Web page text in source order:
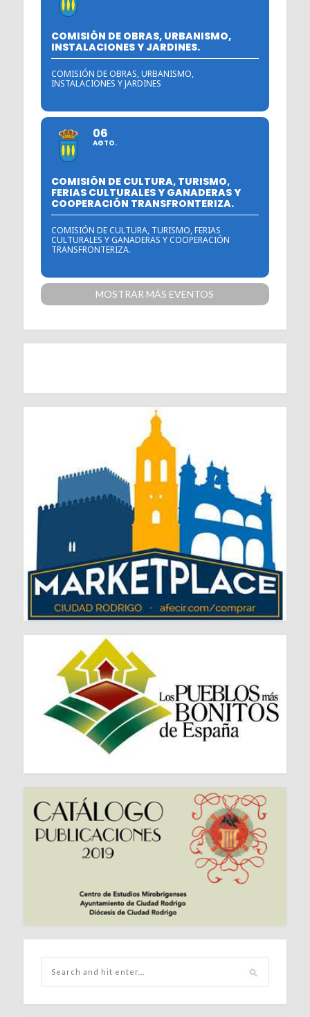
COMISIÓN DE OBRAS, URBANISMO,
INSTALACIONES Y JARDINES.
COMISIÓN DE OBRAS, URBANISMO,
INSTALACIONES Y JARDINES
06
AGTO.
COMISIÓN DE CULTURA, TURISMO,
FERIAS CULTURALES Y GANADERAS Y
COOPERACIÓN TRANSFRONTERIZA.
COMISIÓN DE CULTURA, TURISMO, FERIAS
CULTURALES Y GANADERAS Y COOPERACIÓN
TRANSFRONTERIZA.
MOSTRAR MÁS EVENTOS